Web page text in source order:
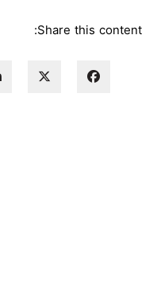
Share this content: